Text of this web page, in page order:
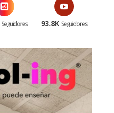
Seguidores 93.8K Seguidores